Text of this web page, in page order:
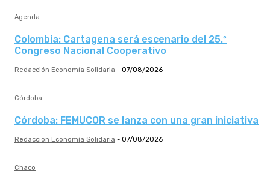
Agenda
Colombia: Cartagena será escenario del 25.º
Congreso Nacional Cooperativo
Redacción Economía Solidaria - 07/08/2026
Córdoba
Córdoba: FEMUCOR se lanza con una gran iniciativa
Redacción Economía Solidaria - 07/08/2026
Chaco